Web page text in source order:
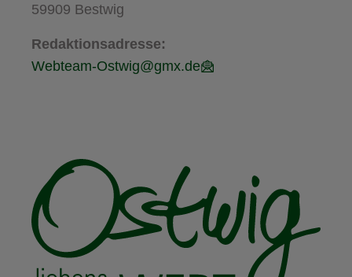
59909 Bestwig
Redaktionsadresse:
Webteam-Ostwig@gmx.de